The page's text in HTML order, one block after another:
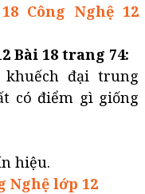
Công Nghệ 12
Bài 18 trang 74:
khuếch đại trung
có điểm gì giống
hiệu.
Nghệ lớp 12